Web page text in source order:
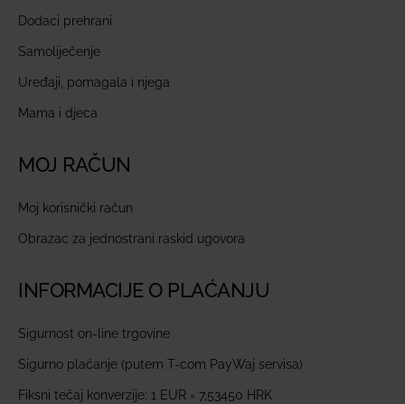
Dodaci prehrani
Samoliječenje
Uređaji, pomagala i njega
Mama i djeca
MOJ RAČUN
Moj korisnički račun
Obrazac za jednostrani raskid ugovora
INFORMACIJE O PLAĆANJU
Sigurnost on-line trgovine
Sigurno plaćanje (putem T-com PayWaj servisa)
Fiksni tečaj konverzije: 1 EUR = 7,53450 HRK